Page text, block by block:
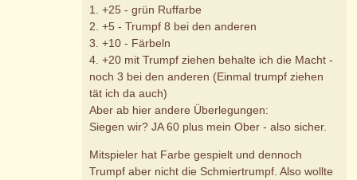
1. +25 - grün Ruffarbe
2. +5 - Trumpf 8 bei den anderen
3. +10 - Färbeln
4. +20 mit Trumpf ziehen behalte ich die Macht -
noch 3 bei den anderen (Einmal trumpf ziehen
tät ich da auch)
Aber ab hier andere Überlegungen:
Siegen wir? JA 60 plus mein Ober - also sicher.
Mitspieler hat Farbe gespielt und dennoch
Trumpf aber nicht die Schmiertrumpf. Also wollte